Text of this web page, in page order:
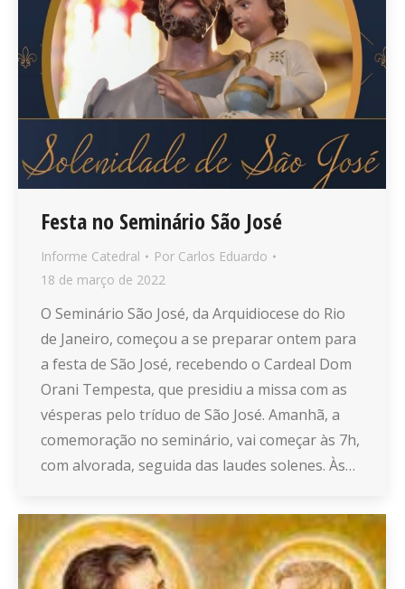
Festa no Seminário São José
Informe Catedral Por Carlos Eduardo
18 de março de 2022
O Seminário São José, da Arquidiocese do Rio
de Janeiro, começou a se preparar ontem para
a festa de São José, recebendo o Cardeal Dom
Orani Tempesta, que presidiu a missa com as
vésperas pelo tríduo de São José. Amanhã, a
comemoração no seminário, vai começar às 7h,
com alvorada, seguida das laudes solenes. Às…